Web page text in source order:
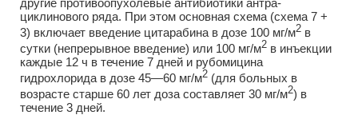
циклинового ряда. При этом основная схема (схема 7 +
3) включает введение цитарабина в дозе 100 мг/м2 в
сутки (непрерывное введение) или 100 мг/м2 в инъекции
каждые 12 ч в течение 7 дней и рубомицина
гидрохлорида в дозе 45—60 мг/м2 (для больных в
возрасте старше 60 лет доза составляет 30 мг/м2) в
течение 3 дней.